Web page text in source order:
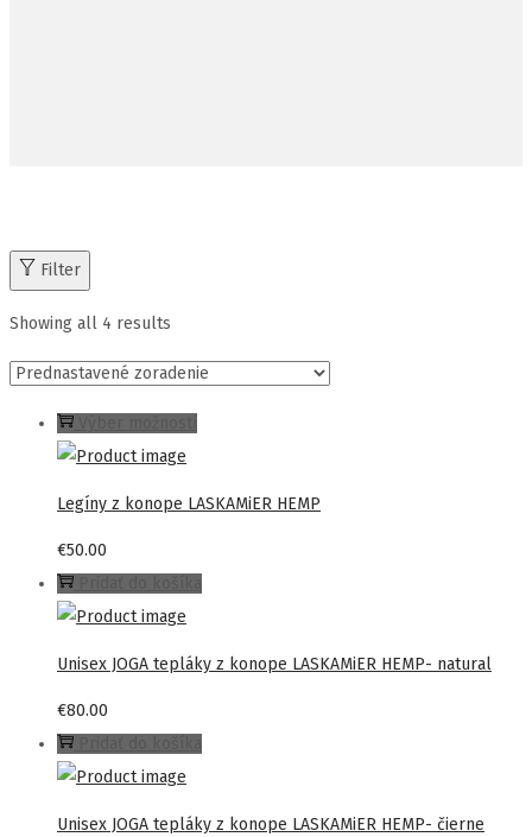
Filter
Showing all 4 results
môžete
stránke
Legíny z konope LASKAMiER HEMP
€50.00
Unisex JOGA tepláky z konope LASKAMiER HEMP- natural
€80.00
Unisex JOGA tepláky z konope LASKAMiER HEMP- čierne